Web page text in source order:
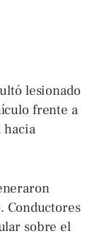
lesionado
frente a
hacia
Conductores
sobre el